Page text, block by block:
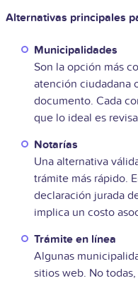
Alternativas principales
Municipalidades
Son la opción más
atención ciudadana
documento. Cada
que lo ideal es
Notarías
Una alternativa
trámite más rápido.
declaración jurada
implica un costo
Trámite en línea
Algunas
sitios web. No